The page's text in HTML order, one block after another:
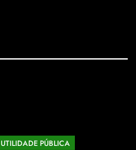
UTILIDADE PÚBLICA